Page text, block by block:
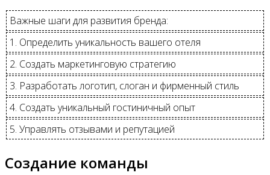
Важные шаги для развития бренда:
1. Определить уникальность вашего отеля
2. Создать маркетинговую стратегию
3. Разработать логотип, слоган и фирменный стиль
4. Создать уникальный гостиничный опыт
5. Управлять отзывами и репутацией
Создание команды